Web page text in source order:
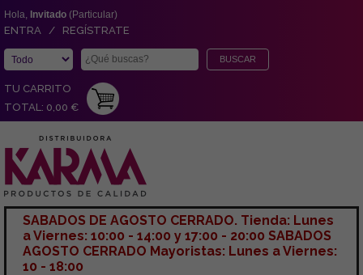
Hola, Invitado (Particular)
ENTRA / REGÍSTRATE
TU CARRITO
TOTAL: 0,00 €
SABADOS DE AGOSTO CERRADO. Tienda: Lunes
a Viernes: 10:00 - 14:00 y 17:00 - 20:00 SABADOS
AGOSTO CERRADO Mayoristas: Lunes a Viernes:
10 - 18:00